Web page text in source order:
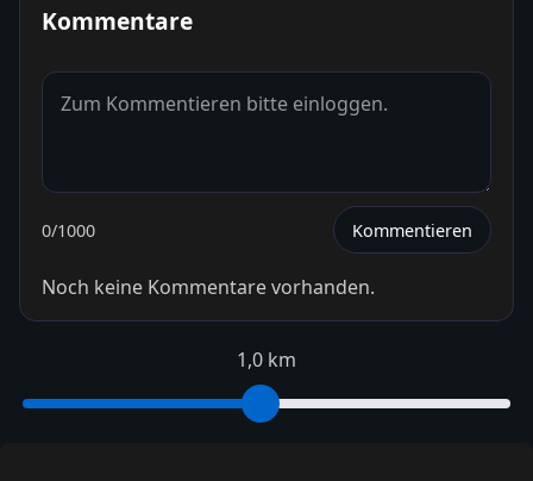
Kommentare
0/1000 Kommentieren
Noch keine Kommentare vorhanden.
1,0 km